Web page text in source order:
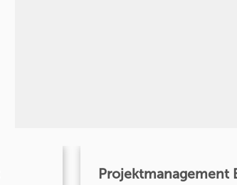
Projektmanagement